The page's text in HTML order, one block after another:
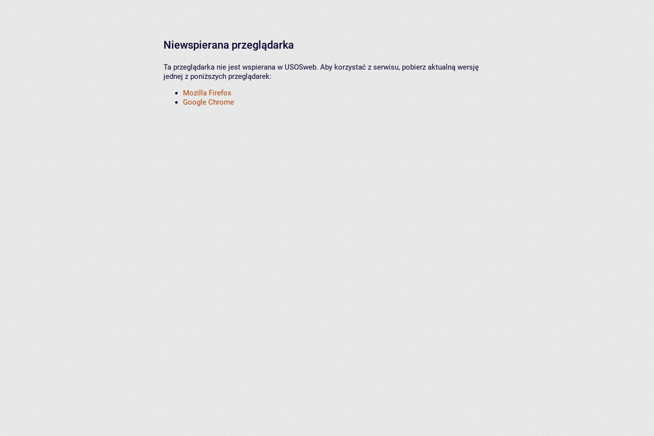
Niewspierana przeglądarka
Ta przeglądarka nie jest wspierana w USOSweb. Aby korzystać z serwisu, pobierz aktualną wersję
jednej z poniższych przeglądarek:
Mozilla Firefox
Google Chrome